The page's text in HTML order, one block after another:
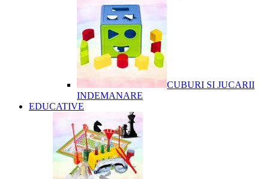
CUBURI SI JUCARII
INDEMANARE
EDUCATIVE